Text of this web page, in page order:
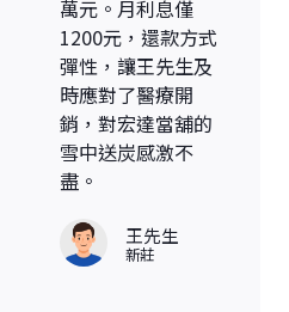
萬元。月利息僅
1200元，還款方式
彈性，讓王先生及
時應對了醫療開
銷，對宏達當舖的
雪中送炭感激不
盡。
王先生
新莊